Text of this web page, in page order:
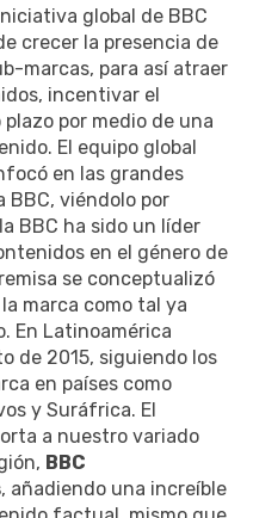
global de BBC
crecer la presencia de
marcas, para así atraer
incentivar el
por medio de una
El equipo global
en las grandes
viéndolo por
BBC ha sido un líder
en el género de
se conceptualizó
marca como tal ya
En Latinoamérica
de 2015, siguiendo los
en países como
y Suráfrica. El
a nuestro variado
BBC
, añadiendo una increíble